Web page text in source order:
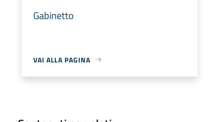
Gabinetto
VAI ALLA PAGINA